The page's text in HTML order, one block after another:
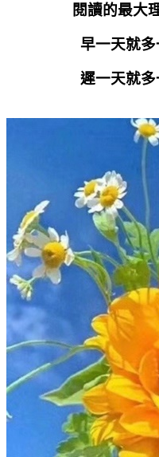
閱讀的最大
早一天就多
遲一天就多